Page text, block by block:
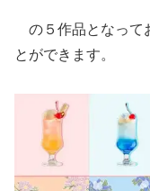
の５作品となって
とができます。